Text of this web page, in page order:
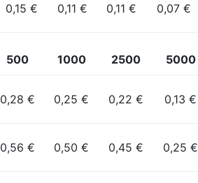
0,15 € 0,11 € 0,11 € 0,07 €
500 1000 2500 5000
0,28 € 0,25 € 0,22 € 0,13 €
0,56 € 0,50 € 0,45 € 0,25 €